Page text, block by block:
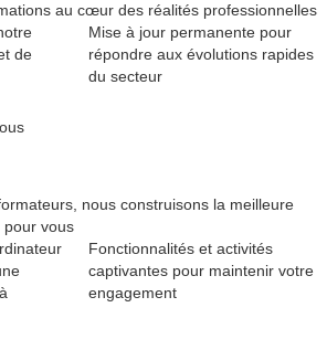
au cœur des réalités professionnelles
de
Mise à jour permanente pour
répondre aux évolutions rapides
du secteur
nous construisons la meilleure
pour vous
Fonctionnalités et activités
captivantes pour maintenir votre
engagement